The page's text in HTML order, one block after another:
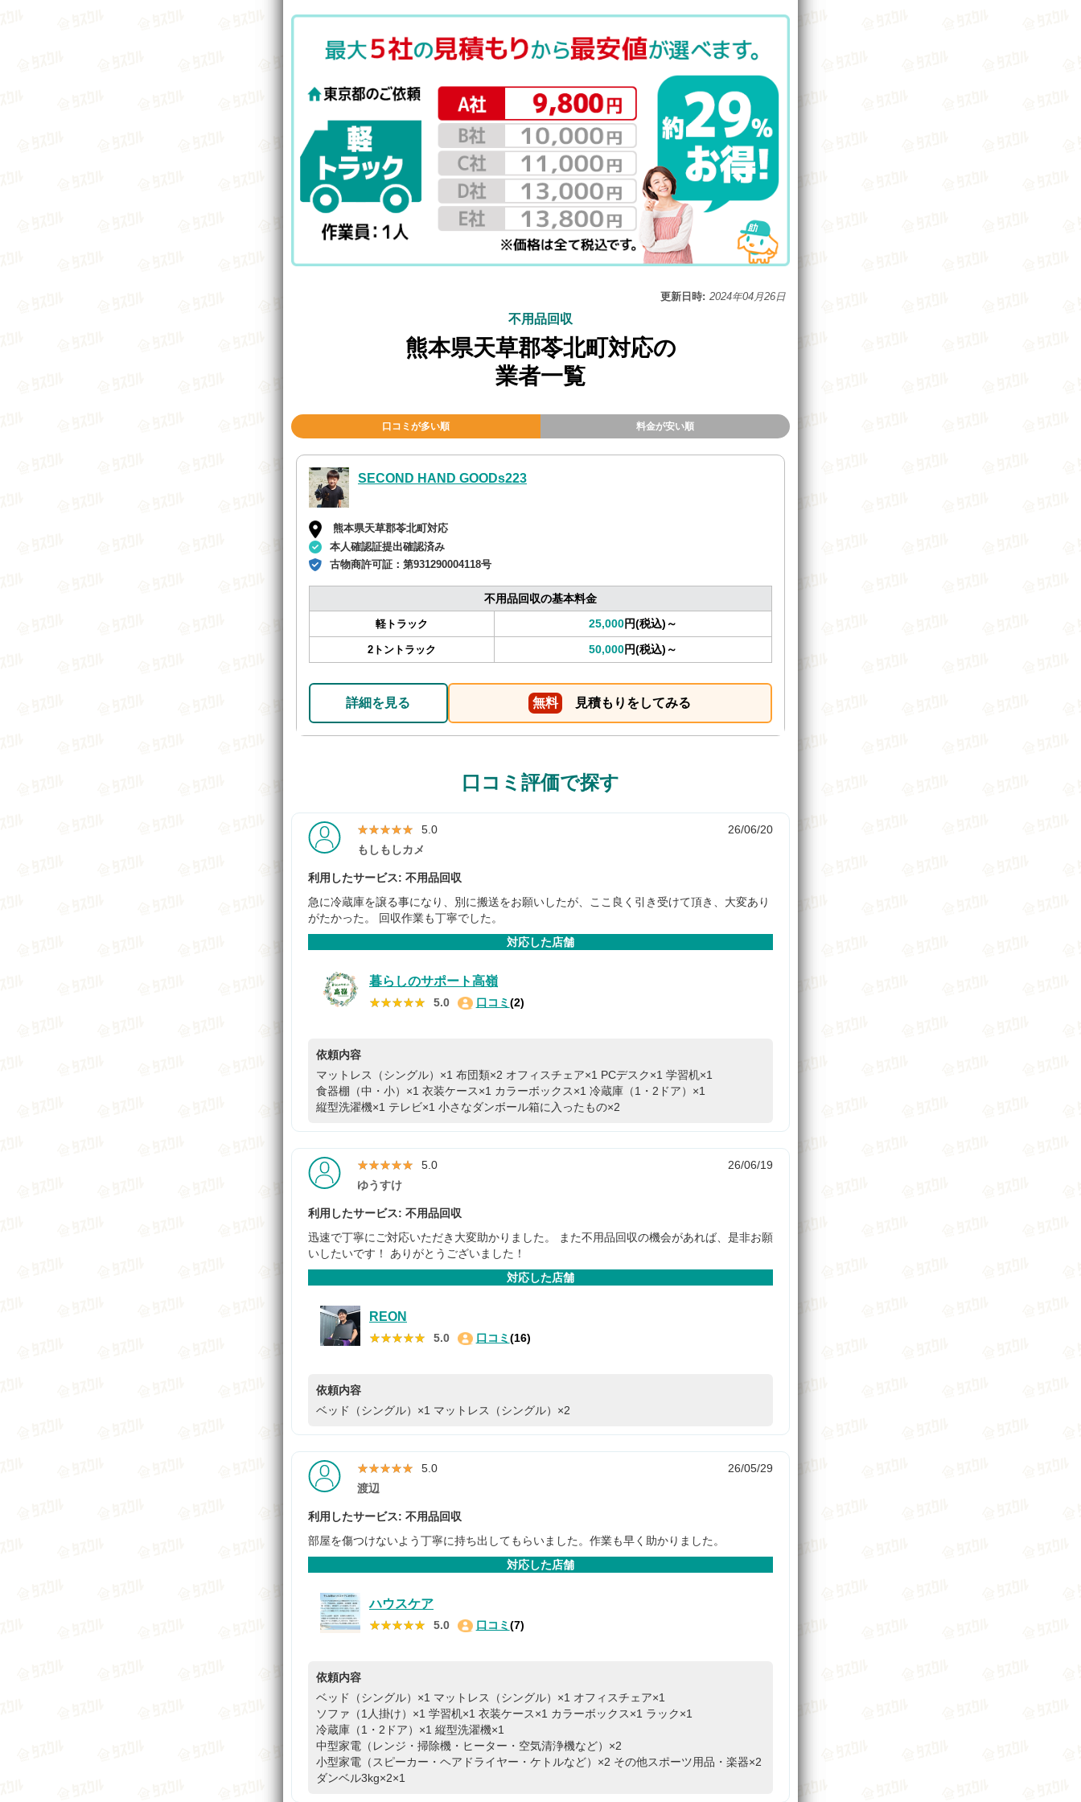
更新日時: 2024年04月26日
不用品回収
熊本県天草郡苓北町対応の
業者一覧
口コミが多い順 料金が安い順
SECOND HAND GOODs223
熊本県天草郡苓北町対応
本人確認証提出確認済み
古物商許可証： 第931290004118号
不用品回収の基本料金
軽トラック 25,000円(税込)～
2トントラック 50,000円(税込)～
詳細を見る 無料 見積もりをしてみる
口コミ評価で探す
★★★★★
★★★★★ 5.0
26/06/20
もしもしカメ
利用したサービス: 不用品回収
急に冷蔵庫を譲る事になり、別に搬送をお願いしたが、ここ良く引き受けて頂き、大変あり
がたかった。 回収作業も丁寧でした。
対応した店舗
暮らしのサポート高嶺
★★★★★
★★★★★ 5.0 口コミ (2)
依頼内容
マットレス（シングル）×1 布団類×2 オフィスチェア×1 PCデスク×1 学習机×1
食器棚（中・小）×1 衣装ケース×1 カラーボックス×1 冷蔵庫（1・2ドア）×1
縦型洗濯機×1 テレビ×1 小さなダンボール箱に入ったもの×2
★★★★★
★★★★★ 5.0
26/06/19
ゆうすけ
利用したサービス: 不用品回収
迅速で丁寧にご対応いただき大変助かりました。 また不用品回収の機会があれば、是非お願
いしたいです！ ありがとうございました！
対応した店舗
REON
★★★★★
★★★★★ 5.0 口コミ (16)
依頼内容
ベッド（シングル）×1 マットレス（シングル）×2
★★★★★
★★★★★ 5.0
26/05/29
渡辺
利用したサービス: 不用品回収
部屋を傷つけないよう丁寧に持ち出してもらいました。作業も早く助かりました。
対応した店舗
ハウスケア
★★★★★
★★★★★ 5.0 口コミ (7)
依頼内容
ベッド（シングル）×1 マットレス（シングル）×1 オフィスチェア×1
ソファ（1人掛け）×1 学習机×1 衣装ケース×1 カラーボックス×1 ラック×1
冷蔵庫（1・2ドア）×1 縦型洗濯機×1
中型家電（レンジ・掃除機・ヒーター・空気清浄機など）×2
小型家電（スピーカー・ヘアドライヤー・ケトルなど）×2 その他スポーツ用品・楽器×2
ダンベル3kg×2×1